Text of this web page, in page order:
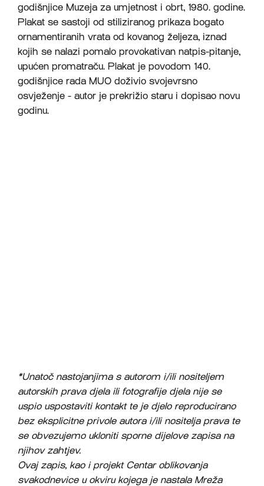
godišnjice Muzeja za umjetnost i obrt, 1980. godine.
Plakat se sastoji od stiliziranog prikaza bogato
ornamentiranih vrata od kovanog željeza, iznad
kojih se nalazi pomalo provokativan natpis-pitanje,
upućen promatraču. Plakat je povodom 140.
godišnjice rada MUO doživio svojevrsno
osvježenje - autor je prekrižio staru i dopisao novu
godinu.
*Unatoč nastojanjima s autorom i/ili nositeljem
autorskih prava djela ili fotografije djela nije se
uspio uspostaviti kontakt te je djelo reproducirano
bez eksplicitne privole autora i/ili nositelja prava te
se obvezujemo ukloniti sporne dijelove zapisa na
njihov zahtjev.
Ovaj zapis, kao i projekt Centar oblikovanja
svakodnevice u okviru kojega je nastala Mreža